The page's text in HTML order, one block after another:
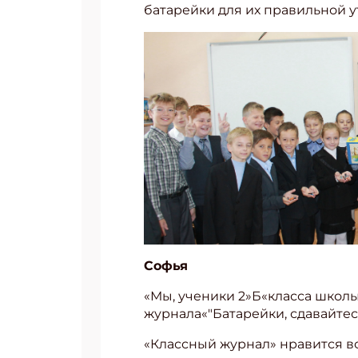
батарейки для их правильной
Софья
«Мы, ученики 2»Б«класса
журнала«"Батарейки,
«Классный журнал» нравится